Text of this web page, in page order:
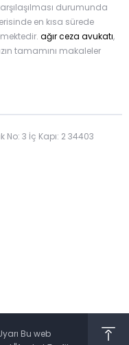
durumunda
en kısa sürede
ağır ceza avukatı,
tamamını makaleler
No: 3 İç Kapı: 2 34403
Bu web